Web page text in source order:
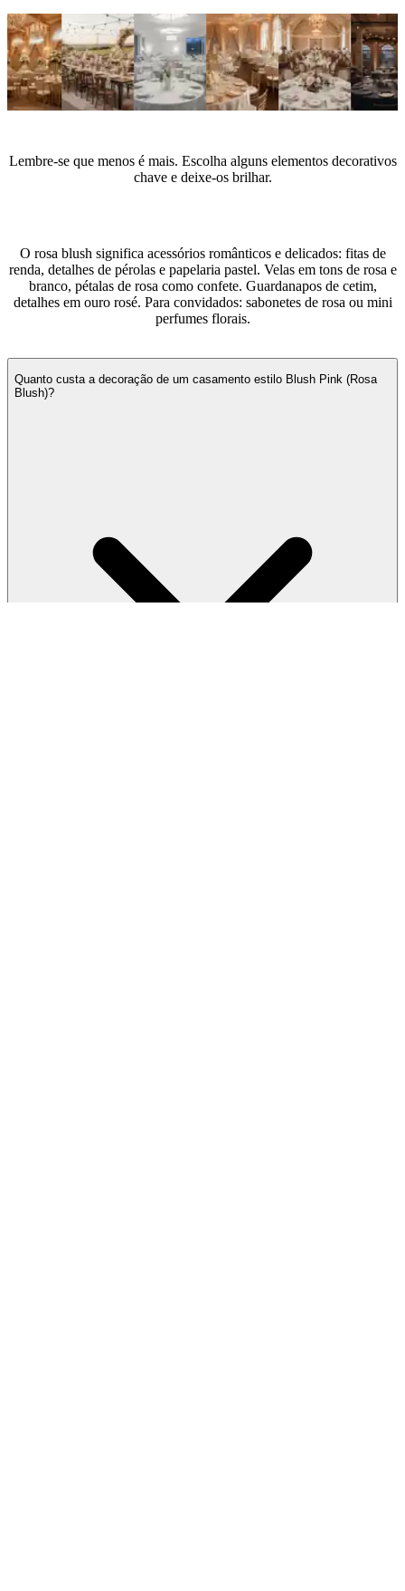
Lembre-se que menos é mais. Escolha alguns elementos decorativos
chave e deixe-os brilhar.
O rosa blush significa acessórios românticos e delicados: fitas de
renda, detalhes de pérolas e papelaria pastel. Velas em tons de rosa e
branco, pétalas de rosa como confete. Guardanapos de cetim,
detalhes em ouro rosé. Para convidados: sabonetes de rosa ou mini
perfumes florais.
Quanto custa a decoração de um casamento estilo Blush Pink (Rosa
Blush)?